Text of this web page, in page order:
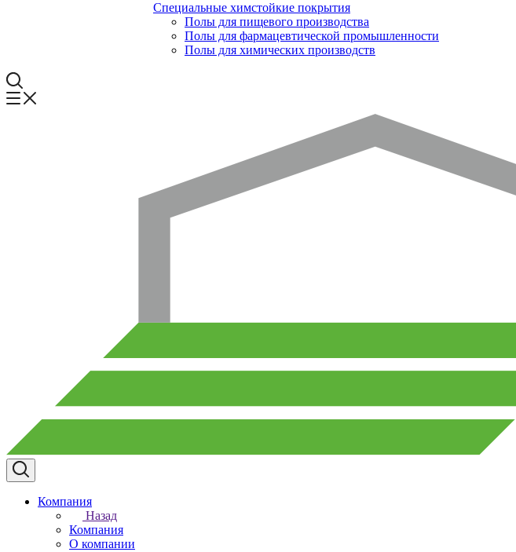
Специальные химстойкие покрытия
Полы для пищевого производства
Полы для фармацевтической промышленности
Полы для химических производств
Компания
Назад
Компания
О компании